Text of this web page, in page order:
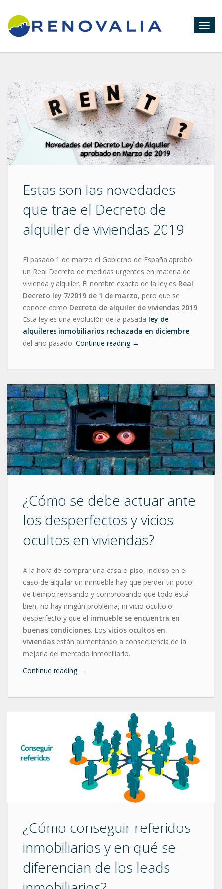
Estas son las novedades
que trae el Decreto de
alquiler de viviendas 2019
El pasado 1 de marzo el Gobierno de España aprobó
un Real Decreto de medidas urgentes en materia de
vivienda y alquiler. El nombre exacto de la ley es Real
Decreto ley 7/2019 de 1 de marzo, pero que se
conoce como Decreto de alquiler de viviendas 2019.
Esta ley es una evolución de la pasada ley de
alquileres inmobiliarios rechazada en diciembre
del año pasado. Continue reading →
¿Cómo se debe actuar ante
los desperfectos y vicios
ocultos en viviendas?
A la hora de comprar una casa o piso, incluso en el
caso de alquilar un inmueble hay que perder un poco
de tiempo revisando y comprobando que todo está
bien, no hay ningún problema, ni vicio oculto o
desperfecto y que el inmueble se encuentra en
buenas condiciones. Los vicios ocultos en
viviendas están aumentando a consecuencia de la
mejoría del mercado inmobiliario.
Continue reading →
¿Cómo conseguir referidos
inmobiliarios y en qué se
diferencian de los leads